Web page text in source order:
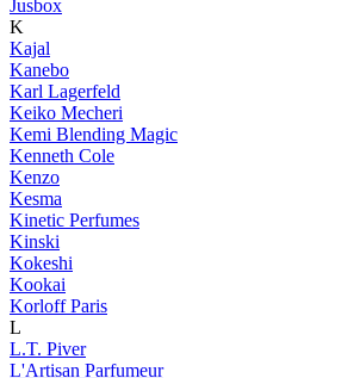
Jusbox
K
Kajal
Kanebo
Karl Lagerfeld
Keiko Mecheri
Kemi Blending Magic
Kenneth Cole
Kenzo
Kesma
Kinetic Perfumes
Kinski
Kokeshi
Kookai
Korloff Paris
L
L.T. Piver
L'Artisan Parfumeur